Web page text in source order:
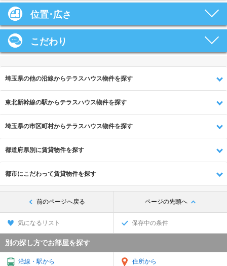
位置･広さ
こだわり
埼玉県の他の沿線からテラスハウス物件を探す
東北新幹線の駅からテラスハウス物件を探す
埼玉県の市区町村からテラスハウス物件を探す
都道府県別に賃貸物件を探す
都市にこだわって賃貸物件を探す
前のページへ戻る ページの先頭へ
気になるリスト 保存中の条件
別の探し方でお部屋を探す
沿線・駅から 住所から